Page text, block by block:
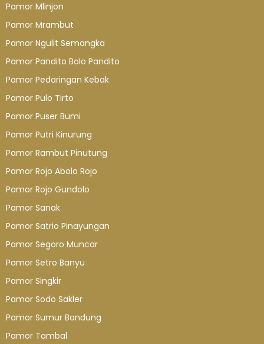
Pamor Mlinjon
Pamor Mrambut
Pamor Ngulit Semangka
Pamor Pandito Bolo Pandito
Pamor Pedaringan Kebak
Pamor Pulo Tirto
Pamor Puser Bumi
Pamor Putri Kinurung
Pamor Rambut Pinutung
Pamor Rojo Abolo Rojo
Pamor Rojo Gundolo
Pamor Sanak
Pamor Satrio Pinayungan
Pamor Segoro Muncar
Pamor Setro Banyu
Pamor Singkir
Pamor Sodo Sakler
Pamor Sumur Bandung
Pamor Tambal